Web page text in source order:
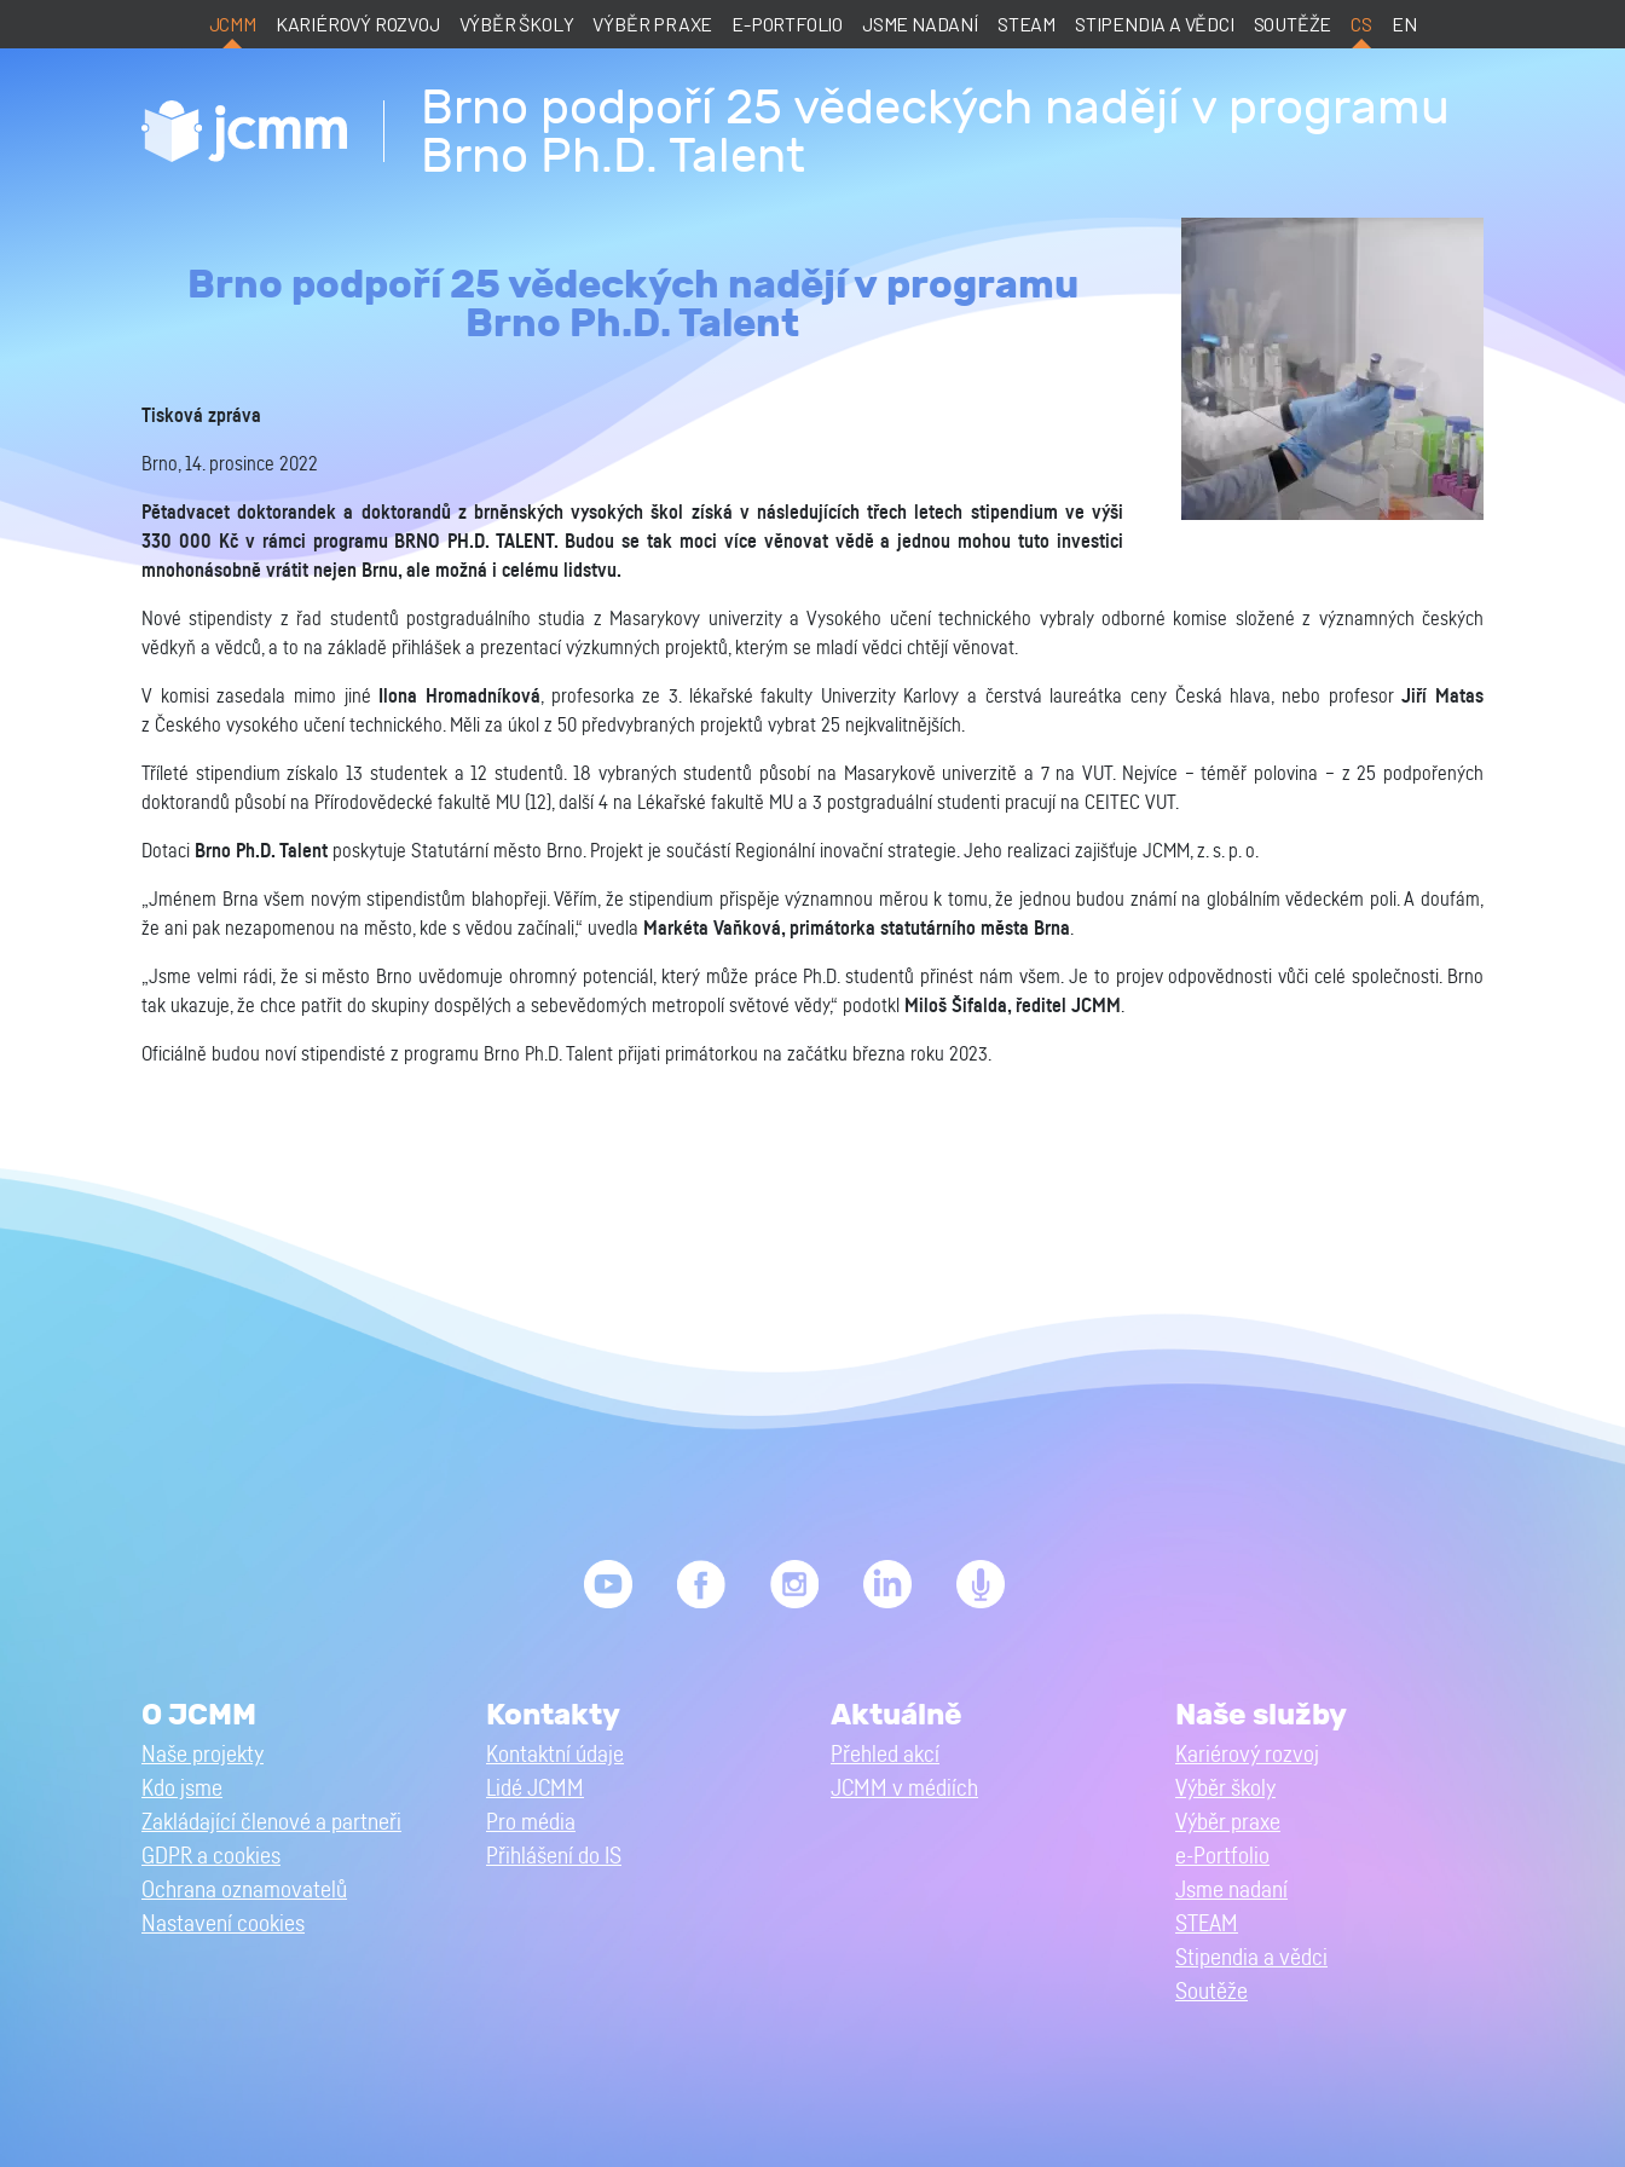
JCMM KARIÉROVÝ ROZVOJ VÝBĚR ŠKOLY VÝBĚR PRAXE E-PORTFOLIO JSME NADANÍ STEAM STIPENDIA A VĚDCI SOUTĚŽE CS EN
Brno podpoří 25 vědeckých nadějí v programu
Brno Ph.D. Talent
Brno podpoří 25 vědeckých nadějí v programu
Brno Ph.D. Talent
Tisková zpráva
Brno, 14. prosince 2022
Pětadvacet doktorandek a doktorandů z brněnských vysokých škol získá v následujících třech letech stipendium ve výši
330 000 Kč v rámci programu BRNO PH.D. TALENT. Budou se tak moci více věnovat vědě a jednou mohou tuto investici
mnohonásobně vrátit nejen Brnu, ale možná i celému lidstvu.
Nové stipendisty z řad studentů postgraduálního studia z Masarykovy univerzity a Vysokého učení technického vybraly odborné komise složené z významných českých
vědkyň a vědců, a to na základě přihlášek a prezentací výzkumných projektů, kterým se mladí vědci chtějí věnovat.
V komisi zasedala mimo jiné Ilona Hromadníková , profesorka ze 3. lékařské fakulty Univerzity Karlovy a čerstvá laureátka ceny Česká hlava, nebo profesorJiří Matas
z Českého vysokého učení technického. Měli za úkol z 50 předvybraných projektů vybrat 25 nejkvalitnějších.
Tříleté stipendium získalo 13 studentek a 12 studentů. 18 vybraných studentů působí na Masarykově univerzitě a 7 na VUT. Nejvíce – téměř polovina – z 25 podpořených
doktorandů působí na Přírodovědecké fakultě MU (12), další 4 na Lékařské fakultě MU a 3 postgraduální studenti pracují na CEITEC VUT.
Dotaci Brno Ph.D. Talent poskytuje Statutární město Brno. Projekt je součástí Regionální inovační strategie. Jeho realizaci zajišťuje JCMM, z. s. p. o.
„Jménem Brna všem novým stipendistům blahopřeji. Věřím, že stipendium přispěje významnou měrou k tomu, že jednou budou známí na globálním vědeckém poli. A doufám,
že ani pak nezapomenou na město, kde s vědou začínali,“ uvedla Markéta Vaňková, primátorka statutárního města Brna
„Jsme velmi rádi, že si město Brno uvědomuje ohromný potenciál, který může práce Ph.D. studentů přinést nám všem. Je to projev odpovědnosti vůči celé společnosti. Brno
tak ukazuje, že chce patřit do skupiny dospělých a sebevědomých metropolí světové vědy,“ podotkl
Miloš Šifalda, ředitel JCMM
Oficiálně budou noví stipendisté z programu Brno Ph.D. Talent přijati primátorkou na začátku března roku 2023.
O JCMM
Naše projekty
Kdo jsme
Zakládající členové a partneři
GDPR a cookies
Ochrana oznamovatelů
Nastavení cookies
Kontakty
Kontaktní údaje
Lidé JCMM
Pro média
Přihlášení do IS
Aktuálně
Přehled akcí
JCMM v médiích
Naše služby
Kariérový rozvoj
Výběr školy
Výběr praxe
e-Portfolio
Jsme nadaní
STEAM
Stipendia a vědci
Soutěže